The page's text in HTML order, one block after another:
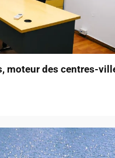
moteur des centres-